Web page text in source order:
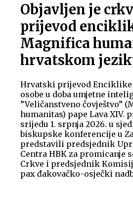
Objavljen je
prijevod
Magnifica
hrvatskom
Hrvatski prijevod Enciklike
osobe u doba umjetne
”Veličanstveno čovještvo”
humanitas) pape Lava XIV.
srijedu 1. srpnja 2026. u
biskupske konferencije u
predstavili predsjednik
Centra HBK za promicanje
Crkve i predsjednik
pax đakovačko-osječki